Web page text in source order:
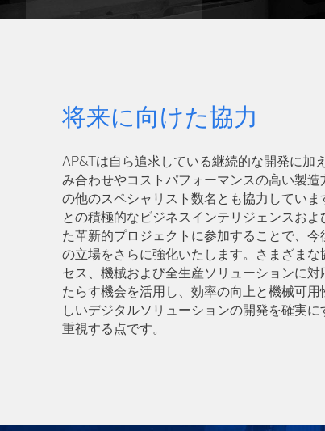
将来に向けた協力
AP&Tは自ら追求している継続的な開発に加
み合わせやコストパフォーマンスの高い製
の他のスペシャリスト数名とも協力してい
との積極的なビジネスインテリジェンスおよ
た革新的プロジェクトに参加することで、
の立場をさらに強化いたします。さまざまな
セス、機械および全生産ソリューションに
たらす機会を活用し、効率の向上と機械可
しいデジタルソリューションの開発を確実
重視する点です。